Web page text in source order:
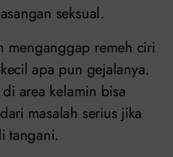
seksual.
menganggap remeh ciri
apa pun gejalanya.
area kelamin bisa
masalah serius jika
tangani.